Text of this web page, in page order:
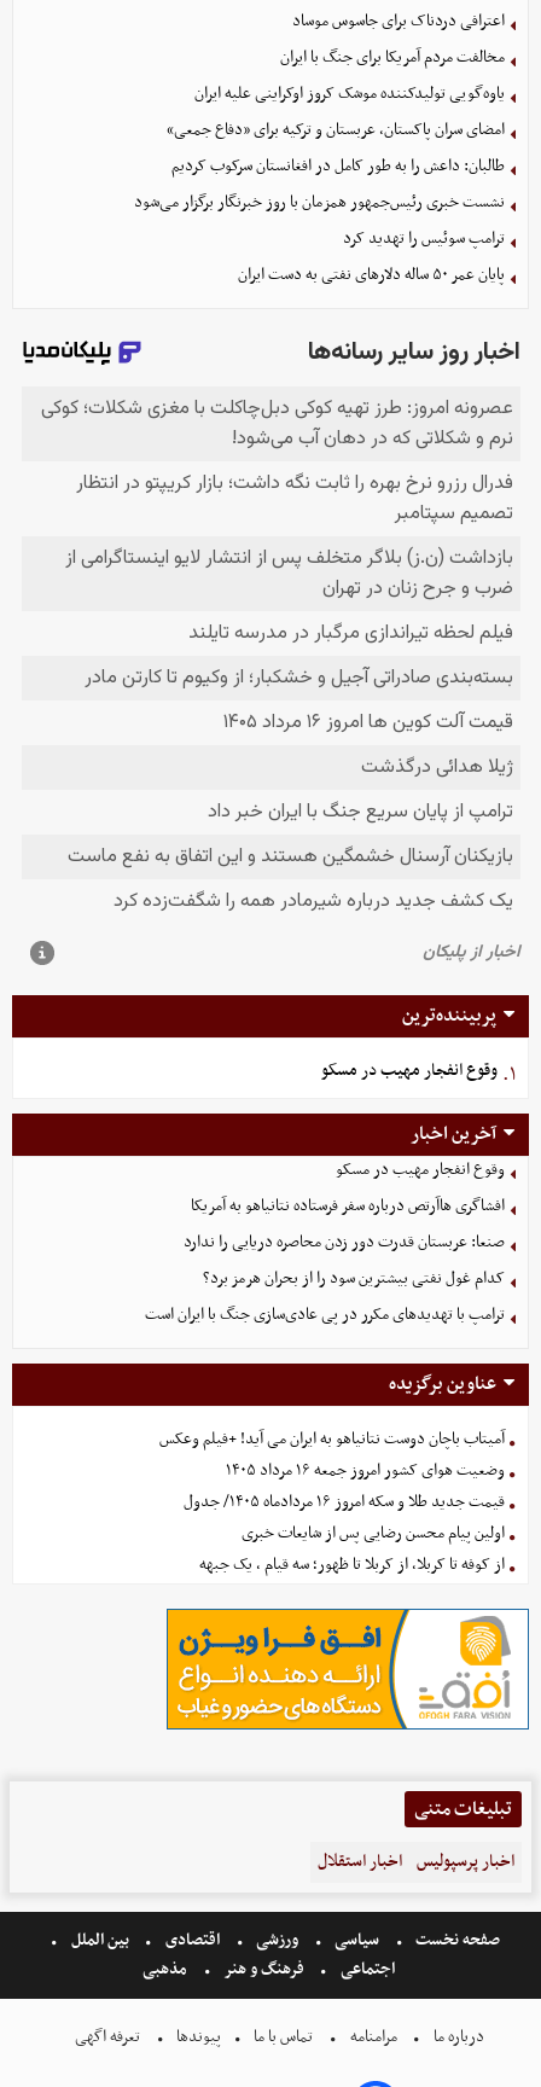
اعترافی دردناک برای جاسوس موساد
مخالفت مردم آمریکا برای جنگ با ایران
یاوه‌گویی تولیدکننده موشک کروز اوکراینی علیه ایران
امضای سران پاکستان، عربستان و ترکیه برای «دفاع جمعی»
طالبان: داعش را به طور کامل در افغانستان سرکوب کردیم
نشست خبری رئیس‌جمهور همزمان با روز خبرنگار برگزار می‌شود
ترامپ سوئیس را تهدید کرد
پایان عمر ۵۰ ساله دلارهای نفتی به دست ایران
پربیننده‌ترین
۱. وقوع انفجار مهیب در مسکو
آخرین اخبار
وقوع انفجار مهیب در مسکو
افشاگری هاآرتص درباره سفر فرستاده نتانیاهو به آمریکا
صنعا: عربستان قدرت دور زدن محاصره دریایی را ندارد
کدام غول نفتی بیشترین سود را از بحران هرمز برد؟
ترامپ با تهدیدهای مکرر در پی عادی‌سازی جنگ با ایران است
عناوین برگزیده
آمیتاب باچان دوست نتانیاهو به ایران می آید! +فیلم وعکس
وضعیت هوای کشور امروز جمعه ۱۶ مرداد ۱۴۰۵
قیمت جدید طلا و سکه امروز ۱۶ مردادماه ۱۴۰۵/ جدول
اولین پیام محسن رضایی پس از شایعات خبری
از کوفه تا کربلا، از کربلا تا ظهور؛ سه قیام ، یک جبهه
تبلیغات متنی
اخبار پرسپولیس اخبار استقلال
صفحه نخست سیاسی ورزشی اقتصادی
بین الملل
اجتماعی
فرهنگ و هنر مذهبی
درباره ما مرامنامه تماس با ما پیوندها تعرفه اگهی